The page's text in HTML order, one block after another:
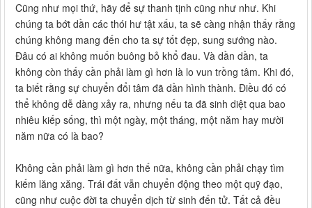
Cũng như mọi thứ, hãy để sự thanh tịnh cũng như như. Khi
chúng ta bớt dần các thói hư tật xấu, ta sẽ càng nhận thấy rằng
chúng không mang đến cho ta sự tốt đẹp, sung sướng nào.
Đâu có ai không muốn buông bỏ khổ đau. Và dần dần, ta
không còn thấy cần phải làm gì hơn là lo vun trồng tâm. Khi đó,
ta biết rằng sự chuyển đổi tâm đã dần hình thành. Điều đó có
thể không dễ dàng xảy ra, nhưng nếu ta đã sinh diệt qua bao
nhiêu kiếp sống, thì một ngày, một tháng, một năm hay mười
năm nữa có là bao?
Không cần phải làm gì hơn thế nữa, không cần phải chạy tìm
kiếm lăng xăng. Trái đất vẫn chuyển động theo một quỹ đạo,
cũng như cuộc đời ta chuyển dịch từ sinh đến tử. Tất cả đều